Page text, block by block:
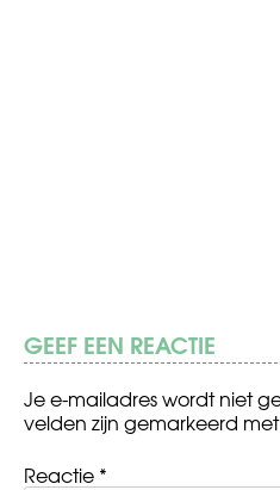
GEEF EEN REACTIE
Je e-mailadres wordt niet
velden zijn gemarkeerd met
Reactie *